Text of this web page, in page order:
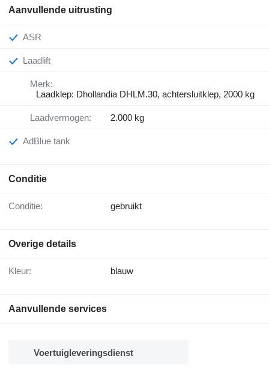
Aanvullende uitrusting
ASR
Laadlift
Merk:
Laadklep: Dhollandia DHLM.30, achtersluitklep, 2000 kg
Laadvermogen: 2.000 kg
AdBlue tank
Conditie
Conditie: gebruikt
Overige details
Kleur: blauw
Aanvullende services
Voertuigleveringsdienst